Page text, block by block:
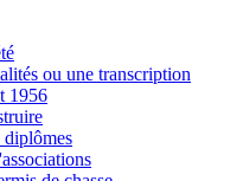
ou une transcription
1956
diplômes